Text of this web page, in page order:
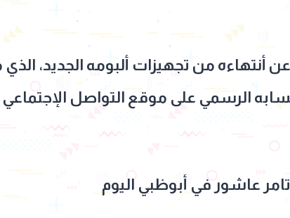
أنتهاءه من تجهيزات ألبومه الجديد،
عاشور في أبوظبي اليوم